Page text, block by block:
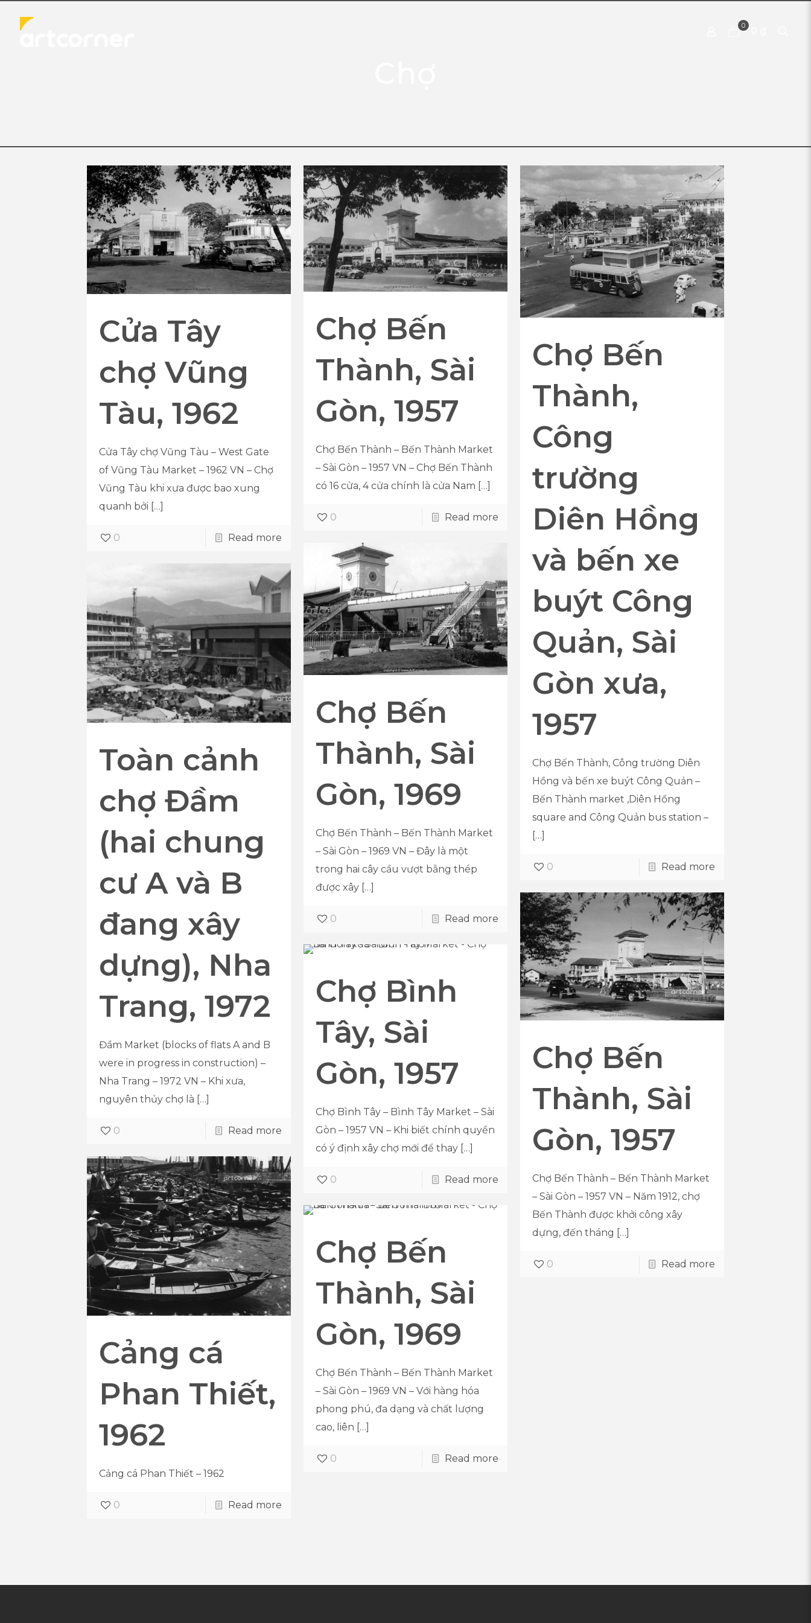
0
Cửa Tây
chợ Vũng
Tàu, 1962
Cửa Tây chợ Vũng Tàu – West Gate
of Vũng Tàu Market – 1962 VN – Chợ
Vũng Tàu khi xưa được bao xung
quanh bởi […]
0 Read more
Chợ Bến
Thành, Sài
Gòn, 1957
Chợ Bến Thành – Bến Thành Market
– Sài Gòn – 1957 VN – Chợ Bến Thành
có 16 cửa, 4 cửa chính là cửa Nam […]
0 Read more
Chợ Bến
Thành,
Công
trường
Diên Hồng
và bến xe
buýt Công
Quản, Sài
Gòn xưa,
1957
Chợ Bến Thành, Công trường Diên
Hồng và bến xe buýt Công Quản –
Bến Thành market ,Diên Hồng
square and Công Quản bus station –
[…]
0 Read more
Chợ Bến
Thành, Sài
Gòn, 1969
Chợ Bến Thành – Bến Thành Market
– Sài Gòn – 1969 VN – Đây là một
trong hai cây cầu vượt bằng thép
được xây […]
0 Read more
Toàn cảnh
chợ Đầm
(hai chung
cư A và B
đang xây
dựng), Nha
Trang, 1972
Đầm Market (blocks of flats A and B
were in progress in construction) –
Nha Trang – 1972 VN – Khi xưa,
nguyên thủy chợ là […]
0 Read more
Chợ Bến
Thành, Sài
Gòn, 1957
Chợ Bến Thành – Bến Thành Market
– Sài Gòn – 1957 VN – Năm 1912, chợ
Bến Thành được khởi công xây
dựng, đến tháng […]
0 Read more
Chợ Bình
Tây, Sài
Gòn, 1957
Chợ Bình Tây – Bình Tây Market – Sài
Gòn – 1957 VN – Khi biết chính quyền
có ý định xây chợ mới để thay […]
0 Read more
Cảng cá
Phan Thiết,
1962
Cảng cá Phan Thiết – 1962
0 Read more
Chợ Bến
Thành, Sài
Gòn, 1969
Chợ Bến Thành – Bến Thành Market
– Sài Gòn – 1969 VN – Với hàng hóa
phong phú, đa dạng và chất lượng
cao, liên […]
0 Read more